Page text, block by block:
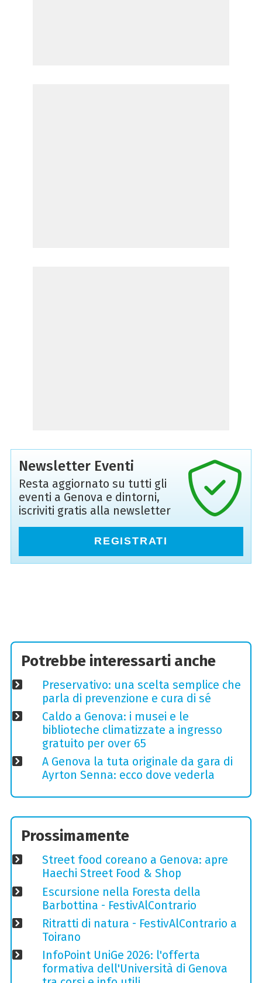
Newsletter Eventi
Resta aggiornato su tutti gli
eventi a Genova e dintorni,
iscriviti gratis alla newsletter
REGISTRATI
Potrebbe interessarti anche
Preservativo: una scelta semplice che
parla di prevenzione e cura di sé
Caldo a Genova: i musei e le
biblioteche climatizzate a ingresso
gratuito per over 65
A Genova la tuta originale da gara di
Ayrton Senna: ecco dove vederla
Prossimamente
Street food coreano a Genova: apre
Haechi Street Food & Shop
Escursione nella Foresta della
Barbottina - FestivAlContrario
Ritratti di natura - FestivAlContrario a
Toirano
InfoPoint UniGe 2026: l'offerta
formativa dell'Università di Genova